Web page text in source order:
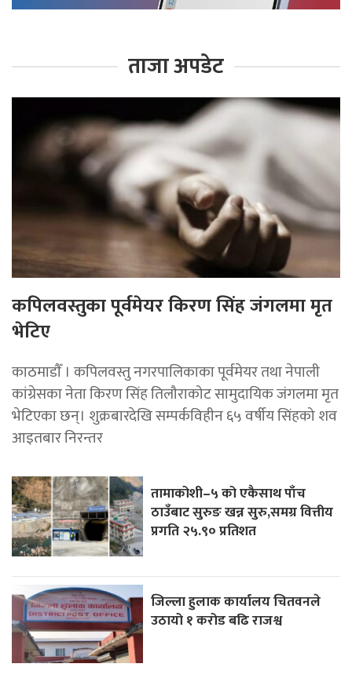
ताजा अपडेट
कपिलवस्तुका पूर्वमेयर किरण सिंह जंगलमा मृत
भेटिए
काठमाडाैँ । कपिलवस्तु नगरपालिकाका पूर्वमेयर तथा नेपाली
कांग्रेसका नेता किरण सिंह तिलौराकोट सामुदायिक जंगलमा मृत
भेटिएका छन्। शुक्रबारदेखि सम्पर्कविहीन ६५ वर्षीय सिंहको शव
आइतबार निरन्तर
तामाकोशी–५ को एकैसाथ पाँच
ठाउँबाट सुरुङ खन्न सुरु,समग्र वित्तीय
प्रगति २५.९० प्रतिशत
जिल्ला हुलाक कार्यालय चितवनले
उठायो १ करोड बढि राजश्व